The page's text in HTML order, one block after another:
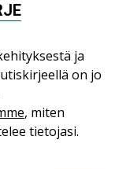
ja
on jo
, miten
tietojasi.